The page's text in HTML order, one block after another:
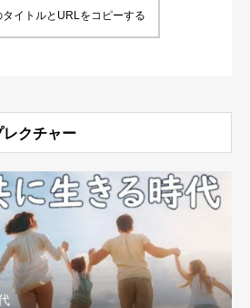
タイトルとURLをコピーする
レクチャー